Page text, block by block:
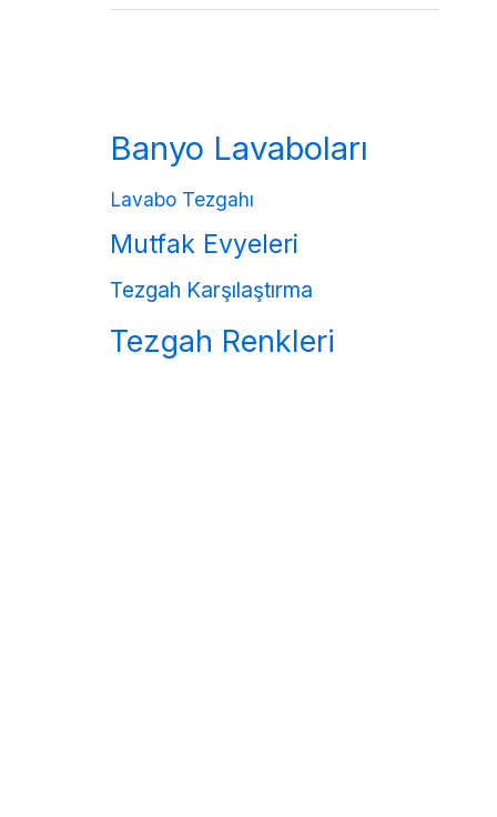
Banyo Lavaboları
Lavabo Tezgahı
Mutfak Evyeleri
Tezgah Karşılaştırma
Tezgah Renkleri